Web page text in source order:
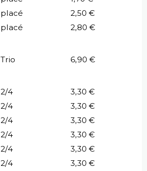
placé
2,50 €
placé
2,80 €
Trio
6,90 €
2/4
3,30 €
2/4
3,30 €
2/4
3,30 €
2/4
3,30 €
2/4
3,30 €
2/4
3,30 €